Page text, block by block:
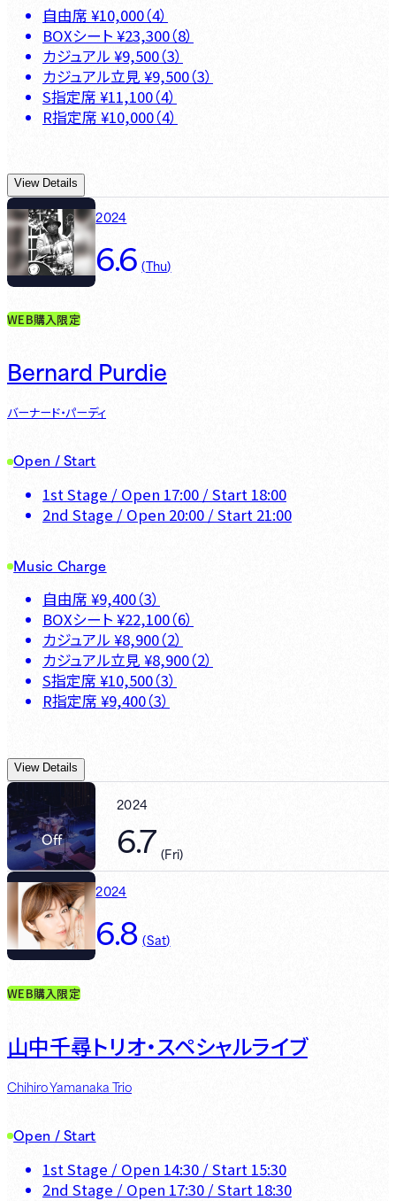
自由席 ¥10,000（4）
BOXシート ¥23,300（8）
カジュアル ¥9,500（3）
カジュアル立見 ¥9,500（3）
S指定席 ¥11,100（4）
R指定席 ¥10,000（4）
View Details
2024
6.6 (Thu)
WEB購入限定
Bernard Purdie
バーナード・パーディ
Open / Start
1st Stage / Open 17:00 / Start 18:00
2nd Stage / Open 20:00 / Start 21:00
Music Charge
自由席 ¥9,400（3）
BOXシート ¥22,100（6）
カジュアル ¥8,900（2）
カジュアル立見 ¥8,900（2）
S指定席 ¥10,500（3）
R指定席 ¥9,400（3）
View Details
Off
2024
6.7 (Fri)
2024
6.8 (Sat)
WEB購入限定
山中千尋トリオ・スペシャルライブ
Chihiro Yamanaka Trio
Open / Start
1st Stage / Open 14:30 / Start 15:30
2nd Stage / Open 17:30 / Start 18:30